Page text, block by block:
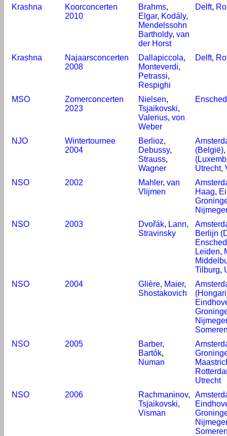
Krashna
Koorconcerten
2010
Brahms,
Elgar, Kodály,
Mendelssohn
Bartholdy, van
der Horst
Delft,
Krashna
Najaarsconcerten
2008
Dallapiccola,
Monteverdi,
Petrassi,
Respighi
Delft,
MSO
Zomerconcerten
2023
Nielsen,
Tsjaikovski,
Valerius, von
Weber
NJO
Wintertournee
2004
Berlioz,
Debussy,
Strauss,
Wagner
(België),
Utrecht,
NSO
2002 Mahler, van
Vlijmen
Haag,
NSO
2003 Dvořák, Lann,
Stravinsky
Berlijn
Leiden,
Tilburg,
NSO
2004 Glière, Maier,
Shostakovich
NSO
2005 Barber,
Bartók,
Numan
Utrecht
NSO
2006 Rachmaninov,
Tsjaikovski,
Visman